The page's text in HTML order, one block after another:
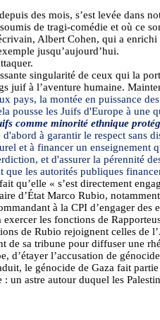
des mois, s’est levée
de tragi-comédie et où
Albert Cohen, qui a
jusqu’aujourd’hui.
singularité de ceux qui la
juif à l’aventure humaine.
la montée en puissance
pousse les Juifs d'Europe à
comme minorité ethnique
à garantir le respect sans
et à financer un
et d'assurer la pérennité
les autorités publiques
qu’elle « s’est directement
d’État Marco Rubio,
à la CPI d’engager des
les fonctions de
de Rubio rejoignent celles de
de sa tribune pour diffuser une
l’accusation de
le génocide de Gaza fait
un astre autour duquel les